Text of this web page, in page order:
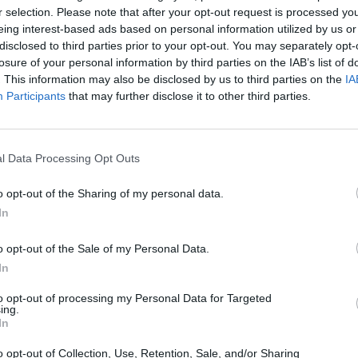
selection. Please note that after your opt-out request is processed
interest-based ads based on personal information utilized by us
to third parties prior to your opt-out. You may separately
of your personal information by third parties on the IAB’s list of
This information may also be disclosed by us to third parties on the
Participants that may further disclose it to other third parties.
Data Processing Opt Outs
opt-out of the Sharing of my personal data.
opt-out of the Sale of my Personal Data.
opt-out of processing my Personal Data for Targeted
opt-out of Collection, Use, Retention, Sale, and/or Sharing
mėnesiais suvartotą elektros energiją,
su sąskaitomis, taip pat
į „Elektrum Lietuva“.